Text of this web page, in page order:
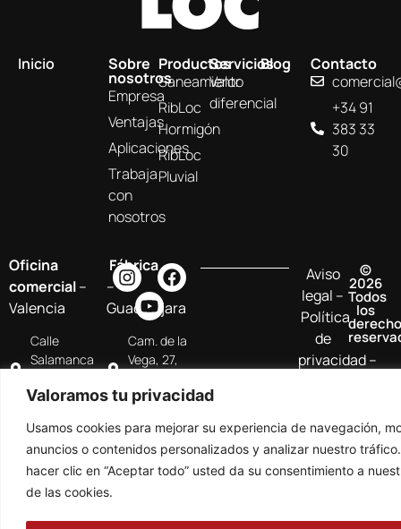
Valoramos tu privacidad
Usamos cookies para mejorar su experiencia de navegación,
anuncios o contenidos personalizados y analizar nuestro
hacer clic en “Aceptar todo” usted da su consentimiento a
de las cookies.
Inicio Sobre
nosotros
Empresa
Ventajas
Aplicaciones
Trabaja
con
nosotros
Productos
Saneamiento
RibLoc
Hormigón
RibLoc
Pluvial
Servicios
Valor
diferencial
Blog
Contacto
+34 91
383 33
30
Oficina
comercial–
Valencia
Calle
Salamanca
Valencia
Fábrica
–
Guadalajara
Cam. de la
Vega, 27,
Chiloeches
Aviso
legal –
Política
de
privacidad–
cookies
©
2026
Todos
los